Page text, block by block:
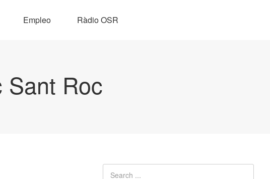
Empleo Ràdio OSR
Sant Roc